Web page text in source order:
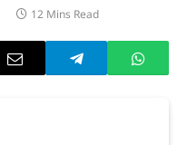
12 Mins Read